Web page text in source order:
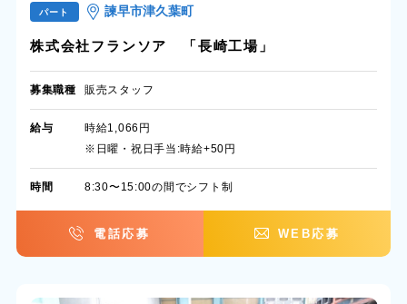
パート 諫早市津久葉町
株式会社フランソア 「長崎工場」
募集職種 販売スタッフ
給与
時給1,066円
※日曜・祝日手当:時給+50円
時間 8:30〜15:00の間でシフト制
電話応募 WEB応募